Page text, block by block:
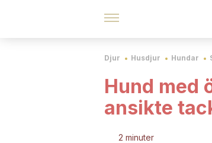
Djur Husdjur Hundar
Hund med
ansikte
2 minuter